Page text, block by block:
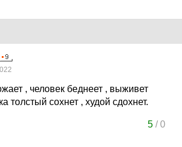
, человек беднеет , выживет
толстый сохнет , худой сдохнет.
5/0